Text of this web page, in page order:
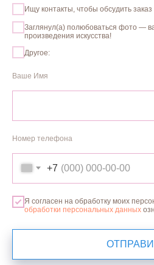
ЗАКАЗАТЬ ДОМОЙ
Ищу контакты, чтобы обсудить
Заглянул(а) полюбоваться фото —
произведения искусства!
Другое:
Ваше Имя
Номер телефона
+7
Я согласен на обработку моих
обработки персональных данных